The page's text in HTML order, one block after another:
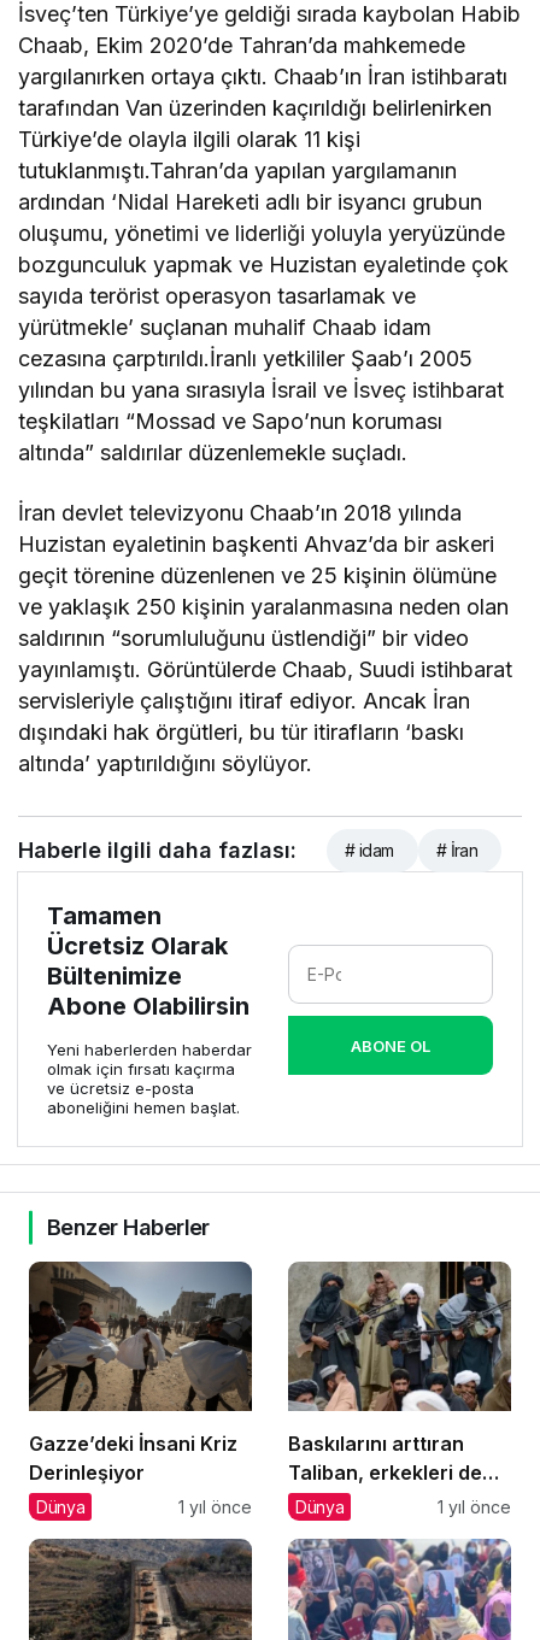
İsveç’ten Türkiye’ye geldiği sırada kaybolan Habib
Chaab, Ekim 2020’de Tahran’da mahkemede
yargılanırken ortaya çıktı. Chaab’ın İran istihbaratı
tarafından Van üzerinden kaçırıldığı belirlenirken
Türkiye’de olayla ilgili olarak 11 kişi
tutuklanmıştı.Tahran’da yapılan yargılamanın
ardından ‘Nidal Hareketi adlı bir isyancı grubun
oluşumu, yönetimi ve liderliği yoluyla yeryüzünde
bozgunculuk yapmak ve Huzistan eyaletinde çok
sayıda terörist operasyon tasarlamak ve
yürütmekle’ suçlanan muhalif Chaab idam
cezasına çarptırıldı.İranlı yetkililer Şaab’ı 2005
yılından bu yana sırasıyla İsrail ve İsveç istihbarat
teşkilatları “Mossad ve Sapo’nun koruması
altında” saldırılar düzenlemekle suçladı.
İran devlet televizyonu Chaab’ın 2018 yılında
Huzistan eyaletinin başkenti Ahvaz’da bir askeri
geçit törenine düzenlenen ve 25 kişinin ölümüne
ve yaklaşık 250 kişinin yaralanmasına neden olan
saldırının “sorumluluğunu üstlendiği” bir video
yayınlamıştı. Görüntülerde Chaab, Suudi istihbarat
servisleriyle çalıştığını itiraf ediyor. Ancak İran
dışındaki hak örgütleri, bu tür itirafların ‘baskı
altında’ yaptırıldığını söylüyor.
Haberle ilgili daha fazlası: # idam # İran
Tamamen
Ücretsiz Olarak
Bültenimize
Abone Olabilirsin
Yeni haberlerden haberdar
olmak için fırsatı kaçırma
ve ücretsiz e-posta
aboneliğini hemen başlat.
ABONE OL
Benzer Haberler
Gazze’deki İnsani Kriz
Derinleşiyor
Dünya 1 yıl önce
Baskılarını arttıran
Taliban, erkekleri de
hedef alıyor
Dünya 1 yıl önce